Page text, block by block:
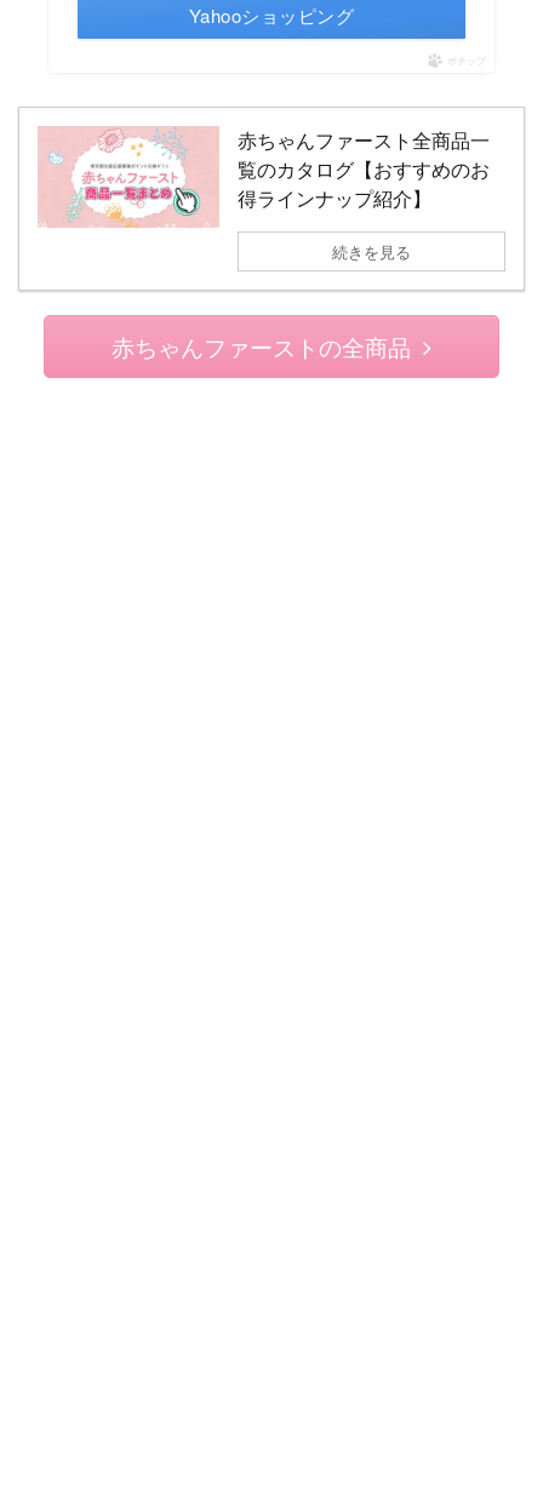
Yahooショッピング
ポチップ
赤ちゃんファースト全商品一
覧のカタログ【おすすめのお
得ラインナップ紹介】
続きを見る
赤ちゃんファーストの全商品